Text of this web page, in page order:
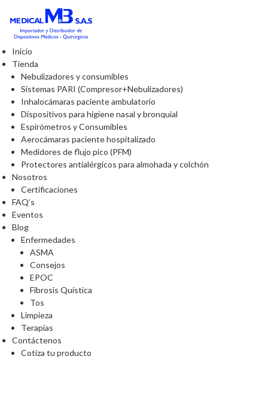
Inicio
Tienda
Nebulizadores y consumibles
Sistemas PARI (Compresor+Nebulizadores)
Inhalocámaras paciente ambulatorio
Dispositivos para higiene nasal y bronquial
Espirómetros y Consumibles
Aerocámaras paciente hospitalizado
Medidores de flujo pico (PFM)
Protectores antialérgicos para almohada y colchón
Nosotros
Certificaciones
FAQ’s
Eventos
Blog
Enfermedades
ASMA
Consejos
EPOC
Fibrosis Quística
Tos
Limpieza
Terapias
Contáctenos
Cotiza tu producto